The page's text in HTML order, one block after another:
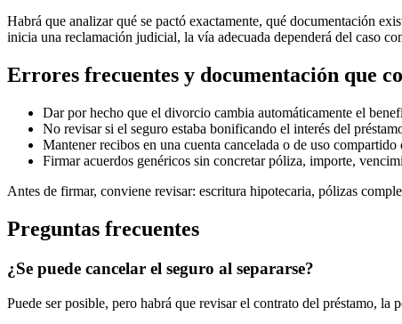
Habrá que analizar qué se pactó exactamente, qué documentación
inicia una reclamación judicial, la vía adecuada dependerá del caso
Errores frecuentes y documentación que
Dar por hecho que el divorcio cambia automáticamente el
No revisar si el seguro estaba bonificando el interés del
Mantener recibos en una cuenta cancelada o de uso
Firmar acuerdos genéricos sin concretar póliza, importe,
Antes de firmar, conviene revisar: escritura hipotecaria, pólizas
Preguntas frecuentes
¿Se puede cancelar el seguro al separarse?
Puede ser posible, pero habrá que revisar el contrato del préstamo,